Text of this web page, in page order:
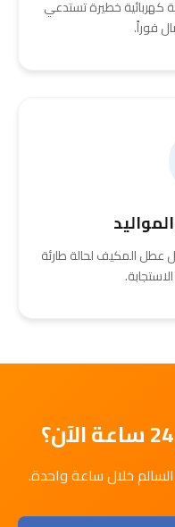
كهربائية خطيرة تستدعي
فوراً.
عطل المكيف لحالة طارئة
خلال ساعة واحدة.